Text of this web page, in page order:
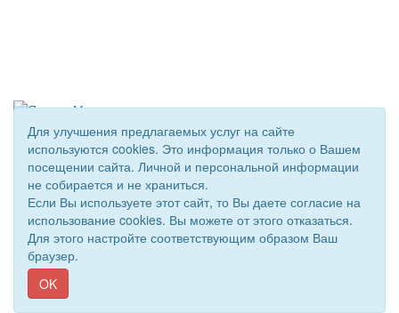
© 2018 - 2026 Подворье . Все права защищены.
Сайт создан при поддержке «
Для улучшения предлагаемых услуг на сайте
используются cookies. Это информация только о Вашем
посещении сайта. Личной и персональной информации
не собирается и не храниться.
Если Вы используете этот сайт, то Вы даете согласие на
использование cookies. Вы можете от этого отказаться.
Для этого настройте соответствующим образом Ваш
браузер.
OK